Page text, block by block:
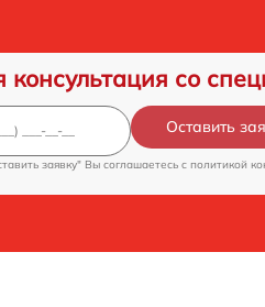
консультация со
Оставить
заявку" Вы соглашаетесь c политикой